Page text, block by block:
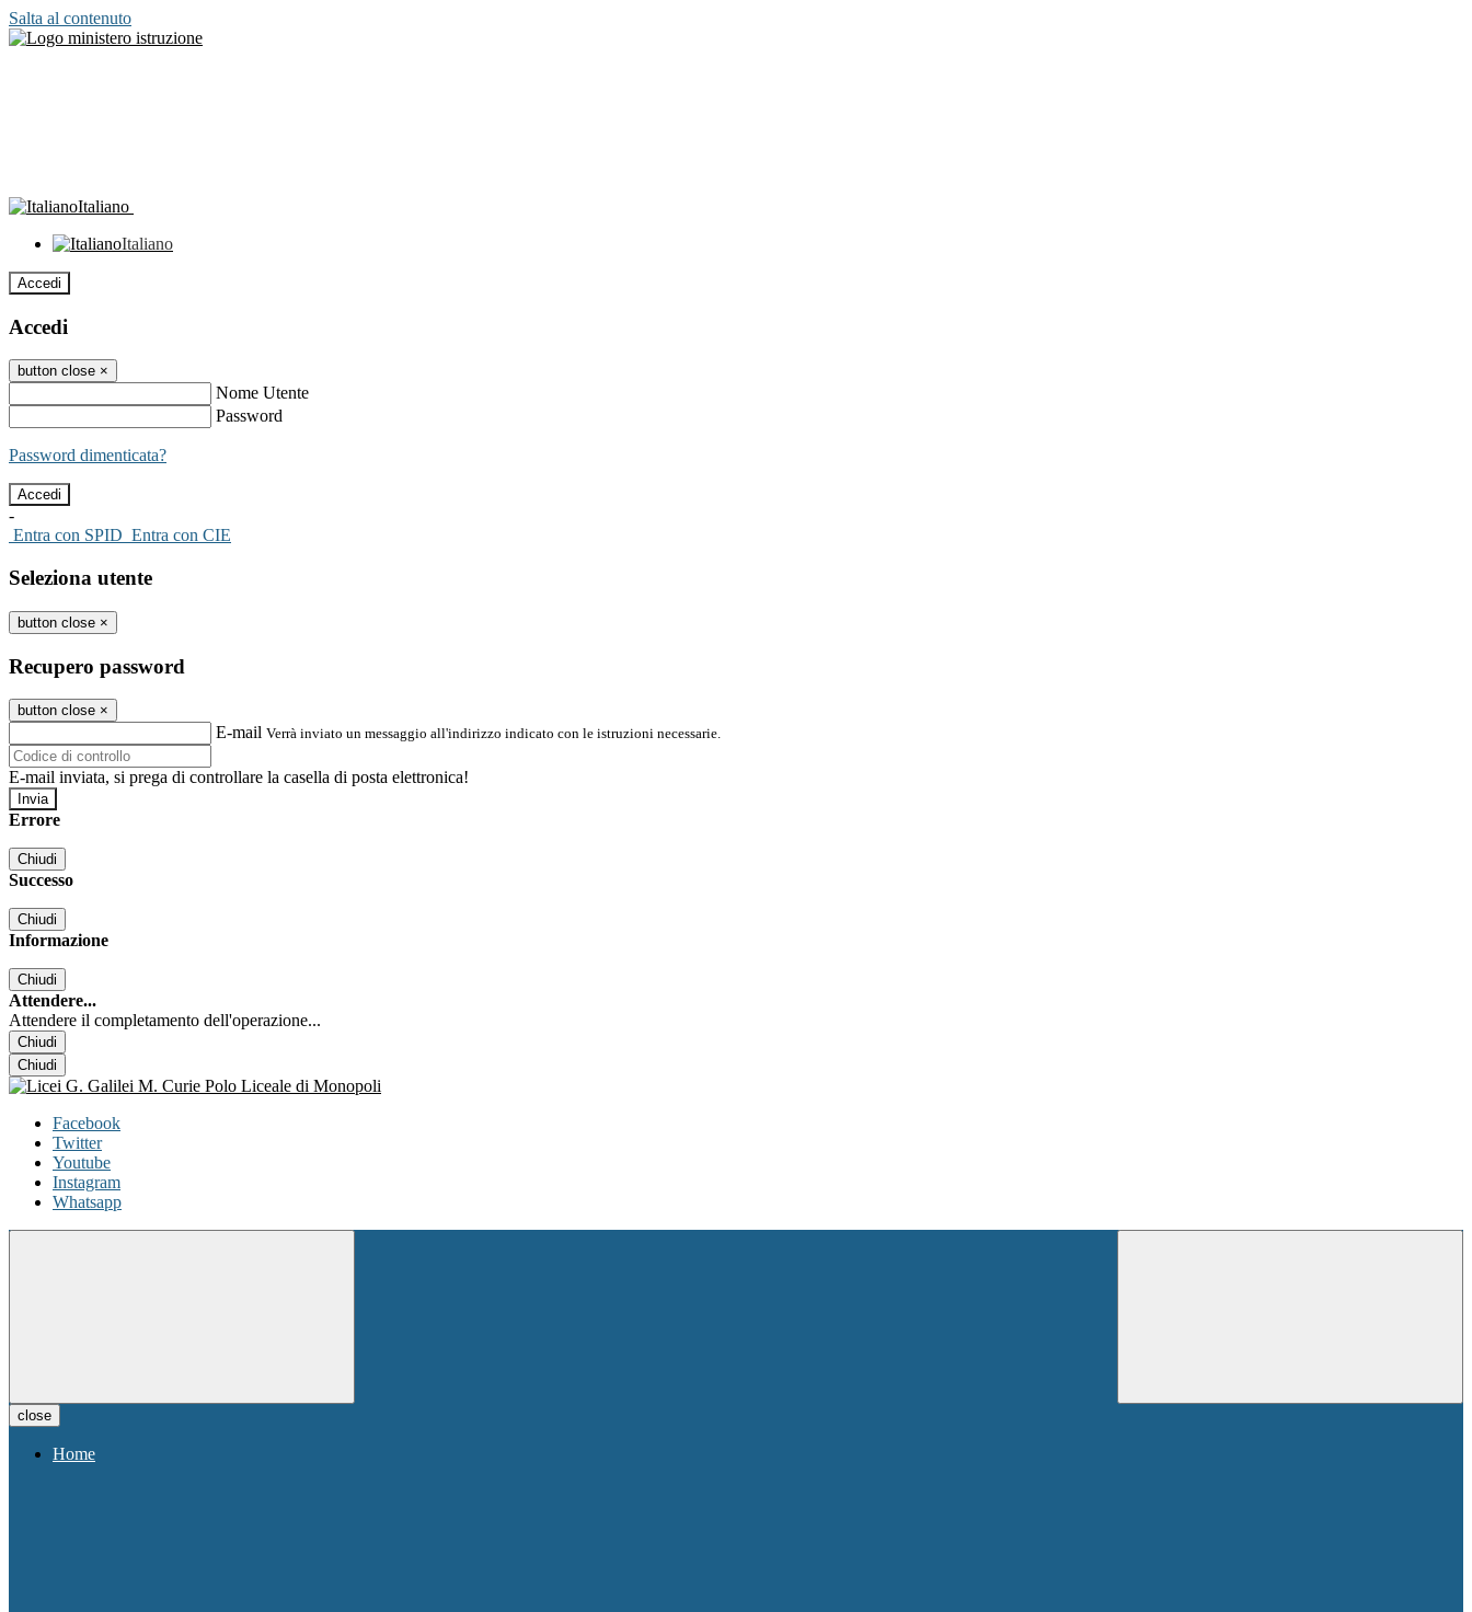
Salta al contenuto
Italiano
Italiano
Accedi
Accedi
button close ×
Nome Utente
Password
Password dimenticata?
-
Entra con SPID Entra con CIE
Seleziona utente
button close ×
Recupero password
button close ×
E-mail Verrà inviato un messaggio all'indirizzo indicato con le istruzioni necessarie.
E-mail inviata, si prega di controllare la casella di posta elettronica!
Errore
Chiudi
Successo
Chiudi
Informazione
Chiudi
Attendere...
Attendere il completamento dell'operazione...
Chiudi
Chiudi
Facebook
Twitter
Youtube
Instagram
Whatsapp
close
Home